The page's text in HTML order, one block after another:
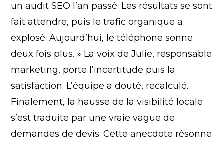
un audit SEO l’an passé. Les résultats se sont
fait attendre, puis le trafic organique a
explosé. Aujourd’hui, le téléphone sonne
deux fois plus. » La voix de Julie, responsable
marketing, porte l’incertitude puis la
satisfaction. L’équipe a douté, recalculé.
Finalement, la hausse de la visibilité locale
s’est traduite par une vraie vague de
demandes de devis. Cette anecdote résonne